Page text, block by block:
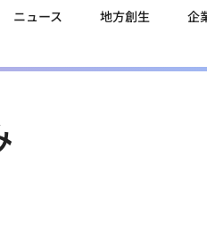
ニュース 地方創生 企